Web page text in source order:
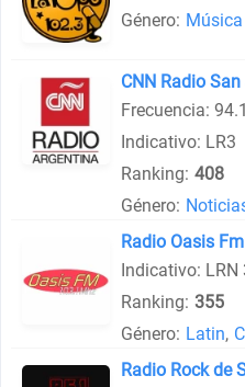
Género:
CNN Radio
Frecuencia:
Indicativo: LR3
Ranking: 408
Género:
Radio Oasis
Indicativo: LRN
Ranking: 355
Género: Latin,
Radio Rock de